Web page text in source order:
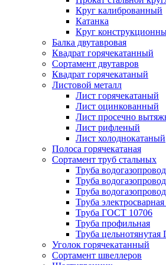
Круг калиброванный
Катанка
Круг
Балка двутавровая
Квадрат горячекатанный
Сортамент двутавров
Квадрат горячекатаный
Листовой металл
Лист горячекатаный
Лист оцинкованный
Лист просечно
Лист рифленый
Лист холоднокатаный
Полоса горячекатаная
Сортамент труб стальных
Труба
Труба
Труба
Труба
Труба ГОСТ 10706
Труба профильная
Труба
Уголок горячекатанный
Сортамент швеллеров